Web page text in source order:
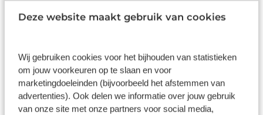
Deze website maakt gebruik van cookies
Wij gebruiken cookies voor het bijhouden van statistieken
om jouw voorkeuren op te slaan en voor
marketingdoeleinden (bijvoorbeeld het afstemmen van
advertenties). Ook delen we informatie over jouw gebruik
van onze site met onze partners voor social media,
Met private lease is uw auto all-risk verzekerd. De
verzekering is van toepassing in alle landen die op
de groene kaart worden vermeld. Bij niet
verhaalbare schade betaalt u alleen uw eigen
risico.